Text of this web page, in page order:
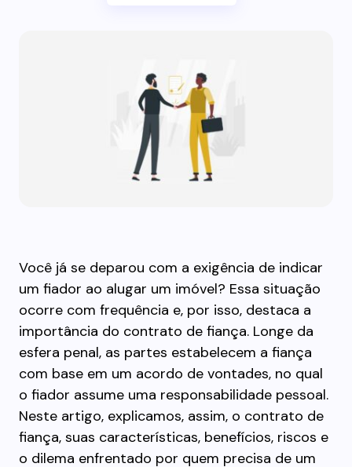
Você já se deparou com a exigência de indicar
um fiador ao alugar um imóvel? Essa situação
ocorre com frequência e, por isso, destaca a
importância do contrato de fiança. Longe da
esfera penal, as partes estabelecem a fiança
com base em um acordo de vontades, no qual
o fiador assume uma responsabilidade pessoal.
Neste artigo, explicamos, assim, o contrato de
fiança, suas características, benefícios, riscos e
o dilema enfrentado por quem precisa de um